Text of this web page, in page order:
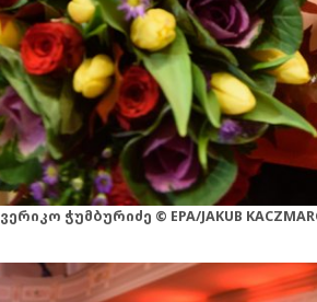
ჭუმბურიძე © EPA/JAKUB